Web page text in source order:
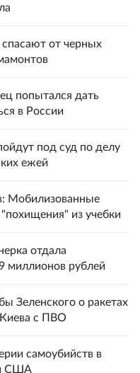
спасают от черных
попытался дать
в России
под суд по делу
ежей
Мобилизованные
из учебки
отдала
миллионов рублей
Зеленского о ракетах
с ПВО
самоубийств в
США